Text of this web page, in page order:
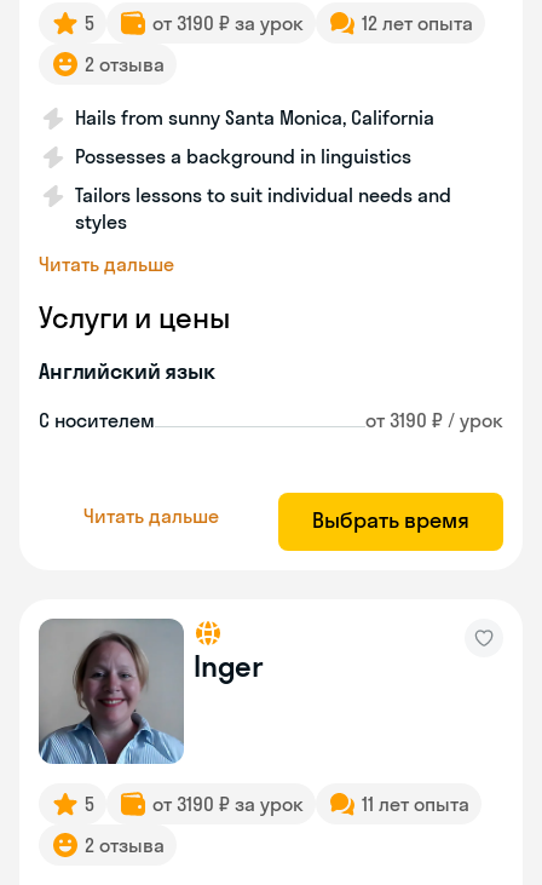
5 от 3190 ₽ за урок
12 лет опыта
2 отзыва
Hails from sunny Santa Monica, California
Possesses a background in linguistics
Tailors lessons to suit individual needs and
styles
Читать дальше
Услуги и цены
Английский язык
С носителем от 3190 ₽ / урок
Читать дальше Выбрать время
Inger
5 от 3190 ₽ за урок
11 лет опыта
2 отзыва